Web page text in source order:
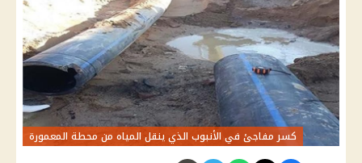
كسر مفاجئ في الأنبوب الذي ينقل المياه من محطة المعمورة